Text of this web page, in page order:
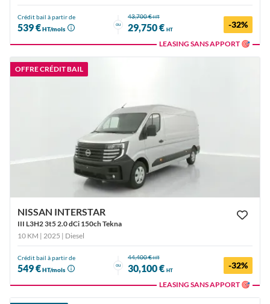
Crédit bail à partir de
539 €HT/mois
ou
43,700 €HT
29,750 € HT -32%
LEASING SANS APPORT 🎯
OFFRE CRÉDIT BAIL
NISSAN INTERSTAR
III L3H2 3t5 2.0 dCi 150ch Tekna
10 KM | 2025 | Diesel
Crédit bail à partir de
549 €HT/mois
ou
44,400 €HT
30,100 € HT -32%
LEASING SANS APPORT 🎯